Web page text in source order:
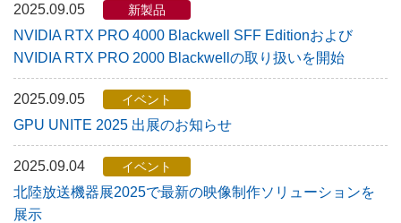
2025.09.05 新製品
NVIDIA RTX PRO 4000 Blackwell SFF Editionおよび
NVIDIA RTX PRO 2000 Blackwellの取り扱いを開始
2025.09.05 イベント
GPU UNITE 2025 出展のお知らせ
2025.09.04 イベント
北陸放送機器展2025で最新の映像制作ソリューションを
展示